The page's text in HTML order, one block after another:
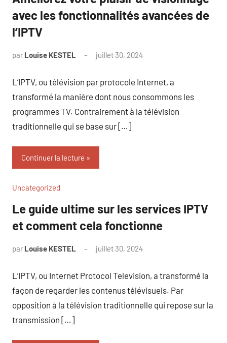
avec les fonctionnalités avancées de
l’IPTV
par Louise KESTEL juillet 30, 2024
L’IPTV, ou télévision par protocole Internet, a
transformé la manière dont nous consommons les
programmes TV. Contrairement à la télévision
traditionnelle qui se base sur […]
Continuer la lecture
Uncategorized
Le guide ultime sur les services IPTV
et comment cela fonctionne
par Louise KESTEL juillet 30, 2024
L’IPTV, ou Internet Protocol Television, a transformé la
façon de regarder les contenus télévisuels. Par
opposition à la télévision traditionnelle qui repose sur la
transmission […]